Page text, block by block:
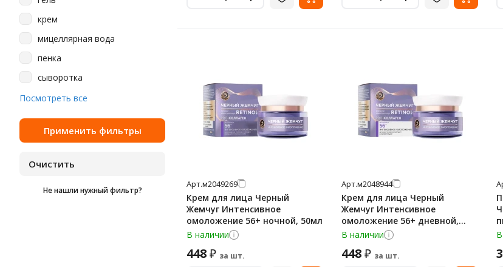
крем
мицеллярная вода
пенка
сыворотка
тоник
Посмотреть все
Не нашли нужный фильтр?
Арт.м2049269
Крем для лица Черный
Жемчуг Интенсивное
омоложение 56+ ночной, 50мл
В наличии
448₽ за шт.
Арт.м2048944
Крем для лица Черный
Жемчуг Интенсивное
омоложение 56+ дневной,
50мл
В наличии
448₽ за шт.